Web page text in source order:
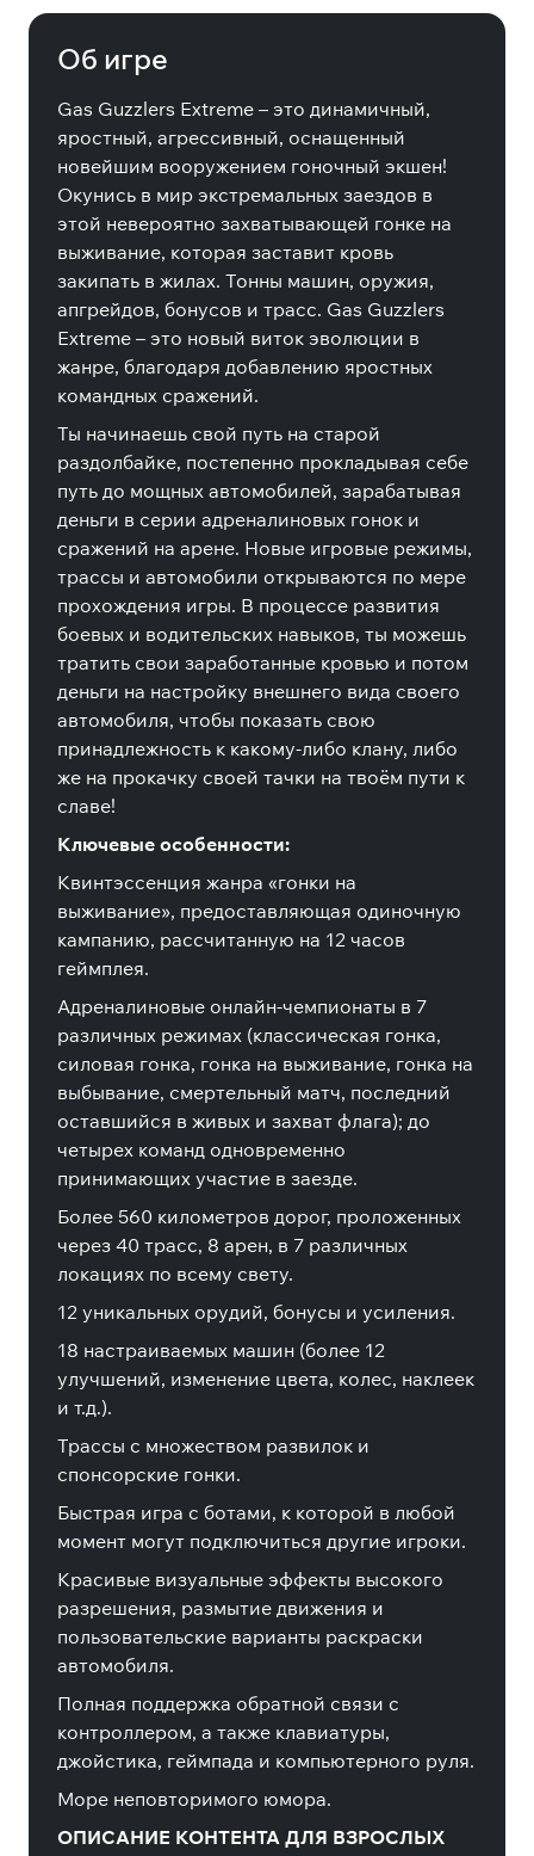
Об игре
Gas Guzzlers Extreme – это динамичный,
яростный, агрессивный, оснащенный
новейшим вооружением гоночный экшен!
Окунись в мир экстремальных заездов в
этой невероятно захватывающей гонке на
выживание, которая заставит кровь
закипать в жилах. Тонны машин, оружия,
апгрейдов, бонусов и трасс. Gas Guzzlers
Extreme – это новый виток эволюции в
жанре, благодаря добавлению яростных
командных сражений.
Ты начинаешь свой путь на старой
раздолбайке, постепенно прокладывая себе
путь до мощных автомобилей, зарабатывая
деньги в серии адреналиновых гонок и
сражений на арене. Новые игровые режимы,
трассы и автомобили открываются по мере
прохождения игры. В процессе развития
боевых и водительских навыков, ты можешь
тратить свои заработанные кровью и потом
деньги на настройку внешнего вида своего
автомобиля, чтобы показать свою
принадлежность к какому-либо клану, либо
же на прокачку своей тачки на твоём пути к
славе!
Ключевые особенности:
Квинтэссенция жанра «гонки на
выживание», предоставляющая одиночную
кампанию, рассчитанную на 12 часов
геймплея.
Адреналиновые онлайн-чемпионаты в 7
различных режимах (классическая гонка,
силовая гонка, гонка на выживание, гонка на
выбывание, смертельный матч, последний
оставшийся в живых и захват флага); до
четырех команд одновременно
принимающих участие в заезде.
Более 560 километров дорог, проложенных
через 40 трасс, 8 арен, в 7 различных
локациях по всему свету.
12 уникальных орудий, бонусы и усиления.
18 настраиваемых машин (более 12
улучшений, изменение цвета, колес, наклеек
и т.д.).
Трассы с множеством развилок и
спонсорские гонки.
Быстрая игра с ботами, к которой в любой
момент могут подключиться другие игроки.
Красивые визуальные эффекты высокого
разрешения, размытие движения и
пользовательские варианты раскраски
автомобиля.
Полная поддержка обратной связи с
контроллером, а также клавиатуры,
джойстика, геймпада и компьютерного руля.
Море неповторимого юмора.
ОПИСАНИЕ КОНТЕНТА ДЛЯ ВЗРОСЛЫХ